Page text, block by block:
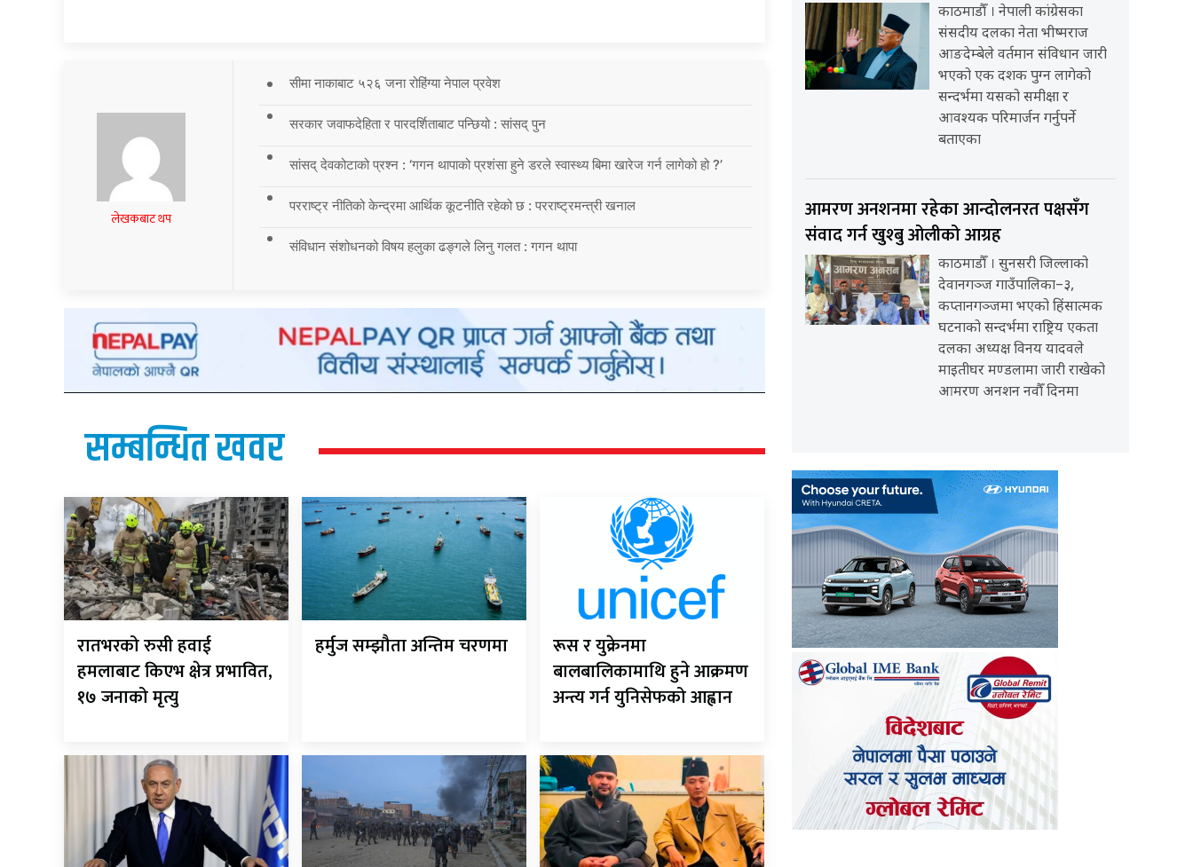
लेखकबाट थप
सीमा नाकाबाट ५२६ जना रोहिंग्या नेपाल प्रवेश
सरकार जवाफदेहिता र पारदर्शिताबाट पन्छियो : सांसद् पुन
सांसद् देवकोटाको प्रश्न : ‘गगन थापाको प्रशंसा हुने डरले स्वास्थ्य बिमा खारेज गर्न लागेको हो ?’
परराष्ट्र नीतिको केन्द्रमा आर्थिक कूटनीति रहेको छ : परराष्ट्रमन्त्री खनाल
संविधान संशोधनको विषय हलुका ढङ्गले लिनु गलत : गगन थापा
सम्बन्धित खवर
रातभरको रुसी हवाई
हमलाबाट किएभ क्षेत्र प्रभावित,
१७ जनाको मृत्यु
हर्मुज सम्झौता अन्तिम चरणमा
रूस र युक्रेनमा
बालबालिकामाथि हुने आक्रमण
अन्त्य गर्न युनिसेफको आह्वान
काठमाडौँ । नेपाली कांग्रेसका
संसदीय दलका नेता भीष्मराज
आङदेम्बेले वर्तमान संविधान जारी
भएको एक दशक पुग्न लागेको
सन्दर्भमा यसको समीक्षा र
आवश्यक परिमार्जन गर्नुपर्ने
बताएका
आमरण अनशनमा रहेका आन्दोलनरत पक्षसँग
संवाद गर्न खुश्बु ओलीको आग्रह
काठमाडौँ । सुनसरी जिल्लाको
देवानगञ्ज गाउँपालिका–३,
कप्तानगञ्जमा भएको हिंसात्मक
घटनाको सन्दर्भमा राष्ट्रिय एकता
दलका अध्यक्ष विनय यादवले
माइतीघर मण्डलामा जारी राखेको
आमरण अनशन नवौँ दिनमा